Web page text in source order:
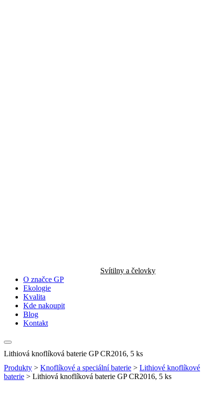
Svítilny a čelovky
O značce GP
Ekologie
Kvalita
Kde nakoupit
Blog
Kontakt
Lithiová knoflíková baterie GP CR2016, 5 ks
Produkty > Knoflíkové a speciální baterie > Lithiové knoflíkové
baterie > Lithiová knoflíková baterie GP CR2016, 5 ks